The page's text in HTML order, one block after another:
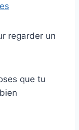
regarder un
que tu